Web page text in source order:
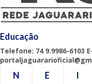
Educação
Telefone: 74 9.9986-6103
N
E
I